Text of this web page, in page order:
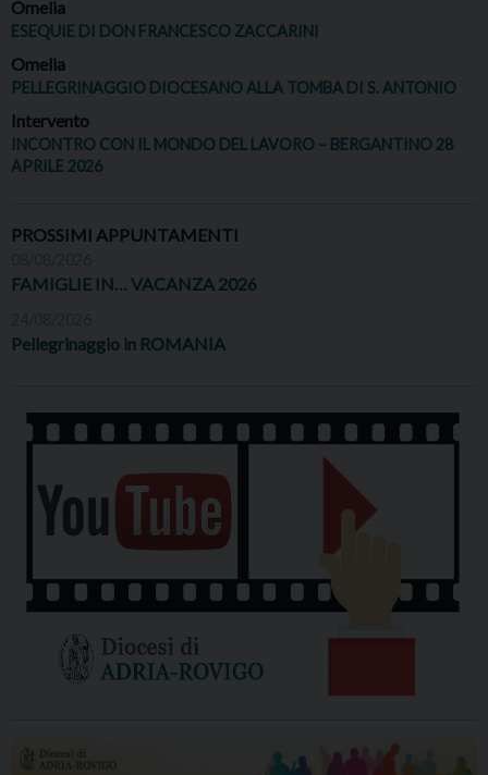
Omelia
ESEQUIE DI DON FRANCESCO ZACCARINI
Omelia
PELLEGRINAGGIO DIOCESANO ALLA TOMBA DI S. ANTONIO
Intervento
INCONTRO CON IL MONDO DEL LAVORO – BERGANTINO 28
APRILE 2026
PROSSIMI APPUNTAMENTI
FAMIGLIE IN… VACANZA 2026
Pellegrinaggio in ROMANIA